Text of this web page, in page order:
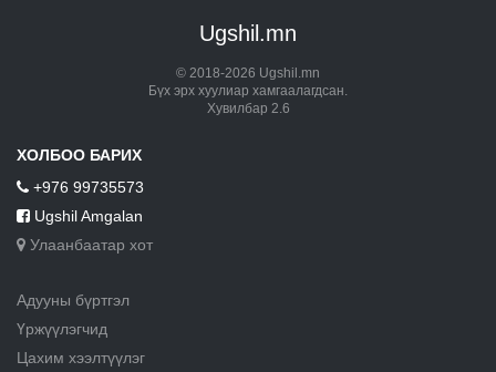
Ugshil.mn
© 2018-2026 Ugshil.mn
Бүх эрх хуулиар хамгаалагдсан.
Хувилбар 2.6
ХОЛБОО БАРИХ
+976 99735573
Ugshil Amgalan
Улаанбаатар хот
Адууны бүртгэл
Үржүүлэгчид
Цахим хээлтүүлэг